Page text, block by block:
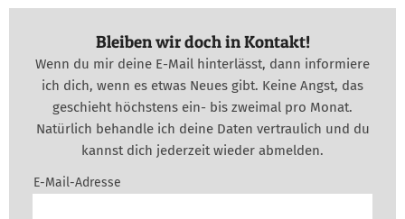
Bleiben wir doch in Kontakt!
Wenn du mir deine E-Mail hinterlässt, dann informiere
ich dich, wenn es etwas Neues gibt. Keine Angst, das
geschieht höchstens ein- bis zweimal pro Monat.
Natürlich behandle ich deine Daten vertraulich und du
kannst dich jederzeit wieder abmelden.
E-Mail-Adresse